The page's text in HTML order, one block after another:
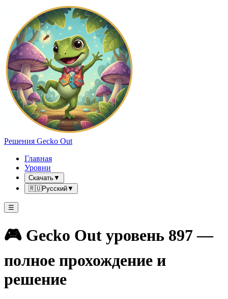
Решения Gecko Out
Главная
Уровни
Скачать▼
🇷🇺Русский▼
☰
🎮 Gecko Out уровень 897 —
полное прохождение и
решение